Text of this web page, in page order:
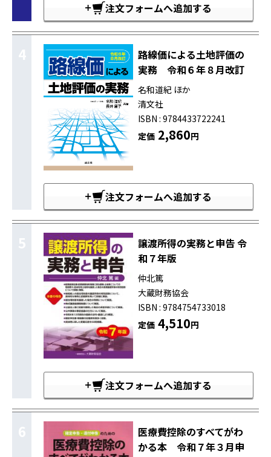
注文フォームへ追加する
4
路線価による土地評価の
実務 令和６年８月改訂
名和道紀 ほか
清文社
ISBN : 9784433722241
定価2,860円
注文フォームへ追加する
5
譲渡所得の実務と申告 令
和７年版
仲北篤
大蔵財務協会
ISBN : 9784754733018
定価4,510円
注文フォームへ追加する
6
医療費控除のすべてがわ
かる本 令和７年３月申